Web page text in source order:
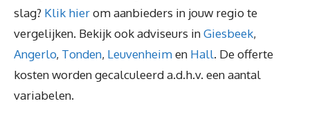
slag? Klik hierom aanbieders in jouw regio te
vergelijken. Bekijk ook adviseurs inGiesbeek,
Angerlo, Tonden, Leuvenheimen Hall. De offerte
kosten worden gecalculeerd a.d.h.v. een aantal
variabelen.